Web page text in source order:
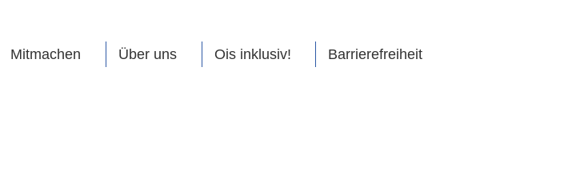
Mitmachen Über uns Ois inklusiv! Barrierefreiheit